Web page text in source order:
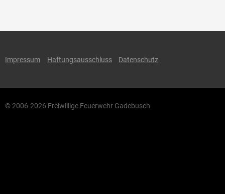
Impressum Haftungsausschluss Datenschutz
© 2006-2026 Freiwillige Feuerwehr Gadebusch